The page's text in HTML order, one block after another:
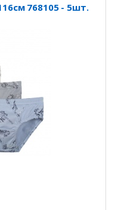
768105 - 5шт.